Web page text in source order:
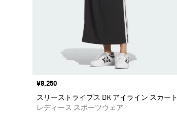
価格
¥8,250
スリーストライプス DK アイライン スカート
レディース スポーツウェア